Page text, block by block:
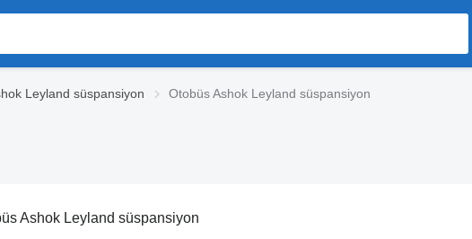
Leyland süspansiyon Otobüs Ashok Leyland süspansiyon
Ashok Leyland süspansiyon